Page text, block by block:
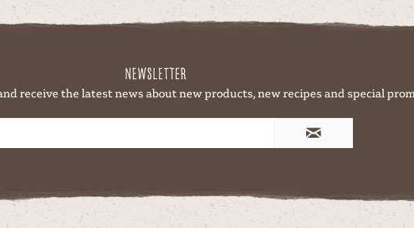
Newsletter
receive the latest news about new products, new recipes and special